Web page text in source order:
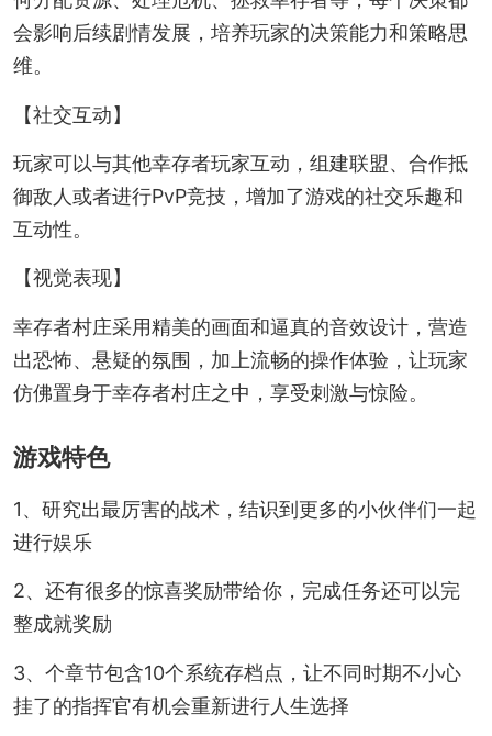
会影响后续剧情发展，培养玩家的决策能力和策略思
维。
【社交互动】
玩家可以与其他幸存者玩家互动，组建联盟、合作抵
御敌人或者进行PvP竞技，增加了游戏的社交乐趣和
互动性。
【视觉表现】
幸存者村庄采用精美的画面和逼真的音效设计，营造
出恐怖、悬疑的氛围，加上流畅的操作体验，让玩家
仿佛置身于幸存者村庄之中，享受刺激与惊险。
游戏特色
1、研究出最厉害的战术，结识到更多的小伙伴们一起
进行娱乐
2、还有很多的惊喜奖励带给你，完成任务还可以完
整成就奖励
3、个章节包含10个系统存档点，让不同时期不小心
挂了的指挥官有机会重新进行人生选择